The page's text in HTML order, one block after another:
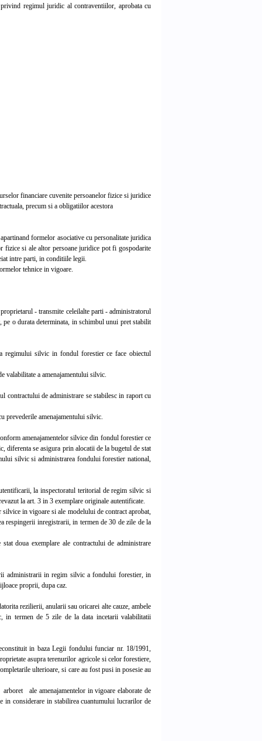
regimul juridic al contraventiilor, aprobata cu
financiare cuvenite persoanelor fizice si juridice
precum si a obligatiilor acestora
formelor asociative cu personalitate juridica
fizice si ale altor persoane juridice pot fi gospodarite
intre parti, in conditiile legii.
tehnice in vigoare.
- transmite celeilalte parti - administratorul
o durata determinata, in schimbul unui pret stabilit
regimului silvic in fondul forestier ce face obiectul
valabilitate a amenajamentului silvic.
contractului de administrare se stabilesc in raport cu
prevederile amenajamentului silvic.
amenajamentelor silvice din fondul forestier ce
diferenta se asigura prin alocatii de la bugetul de stat
silvic si administrarea fondului forestier national,
la inspectoratul teritorial de regim silvic si
la art. 3 in 3 exemplare originale autentificate.
in vigoare si ale modelului de contract aprobat,
respingerii inregistrarii, in termen de 30 de zile de la
doua exemplare ale contractului de administrare
administrarii in regim silvic a fondului forestier, in
proprii, dupa caz.
rezilierii, anularii sau oricarei alte cauze, ambele
in termen de 5 zile de la data incetarii valabilitatii
in baza Legii fondului funciar nr. 18/1991,
asupra terenurilor agricole si celor forestiere,
ulterioare, si care au fost pusi in posesie au
ale amenajamentelor in vigoare elaborate de
in considerare in stabilirea cuantumului lucrarilor de